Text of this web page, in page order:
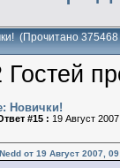
(Прочитано 375468
Новички!
#15 : 19 Август
от 19 Август 2007,